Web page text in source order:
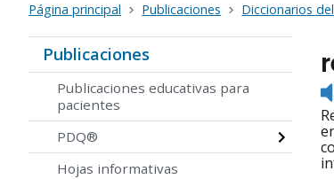
Página principal Publicaciones Diccionarios
Publicaciones
Publicaciones educativas para
pacientes
PDQ®
Hojas informativas